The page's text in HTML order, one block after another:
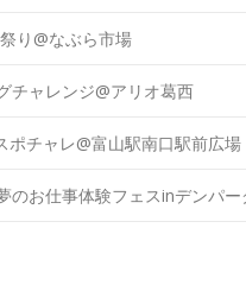
り@なぶら市場
チャレンジ@アリオ葛西
ポチャレ@富山駅南口駅前広場
のお仕事体験フェスinデンパー